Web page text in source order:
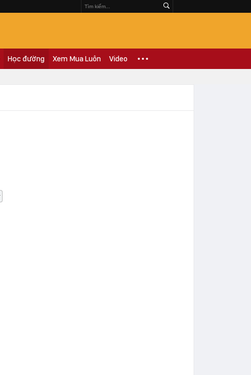
Học đường Xem Mua Luôn Video